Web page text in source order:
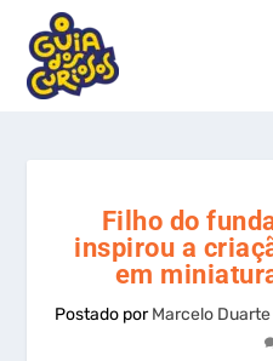
Filho do
inspirou a
em
Postado porMarcelo Duarte